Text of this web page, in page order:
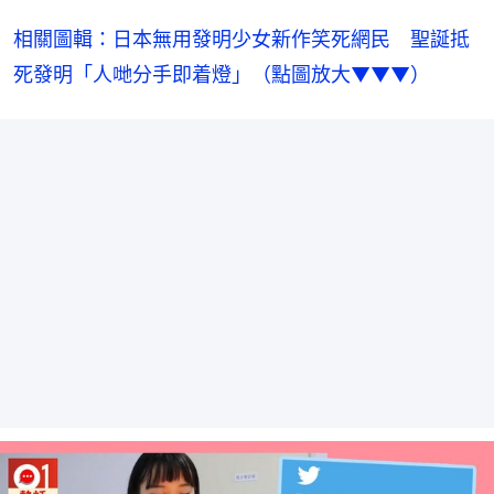
相關圖輯：日本無用發明少女新作笑死網民　聖誕抵
死發明「人哋分手即着燈」（點圖放大▼▼▼）